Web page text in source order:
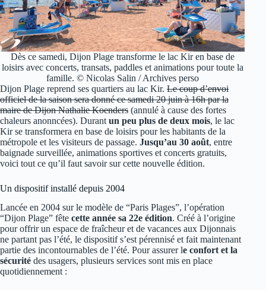
Dès ce samedi, Dijon Plage transforme le lac Kir en base de
loisirs avec concerts, transats, paddles et animations pour toute la
famille. © Nicolas Salin / Archives perso
Dijon Plage reprend ses quartiers au lac Kir. Le coup d’envoi
officiel de la saison sera donné ce samedi 20 juin à 16h par la
maire de Dijon Nathalie Koenders (annulé à cause des fortes
chaleurs anonncées). Durant un peu plus de deux mois, le lac
Kir se transformera en base de loisirs pour les habitants de la
métropole et les visiteurs de passage. Jusqu’au 30 août, entre
baignade surveillée, animations sportives et concerts gratuits,
voici tout ce qu’il faut savoir sur cette nouvelle édition.
Un dispositif installé depuis 2004
Lancée en 2004 sur le modèle de “Paris Plages”, l’opération
“Dijon Plage” fête cette année sa 22e édition. Créé à l’origine
pour offrir un espace de fraîcheur et de vacances aux Dijonnais
ne partant pas l’été, le dispositif s’est pérennisé et fait maintenant
partie des incontournables de l’été. Pour assurer le confort et la
sécurité des usagers, plusieurs services sont mis en place
quotidiennement :